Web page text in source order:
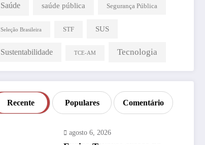
Saúde saúde pública Segurança Pública
Seleção Brasileira STF SUS
Sustentabilidade TCE-AM Tecnologia
Recente Populares Comentário
agosto 6, 2026